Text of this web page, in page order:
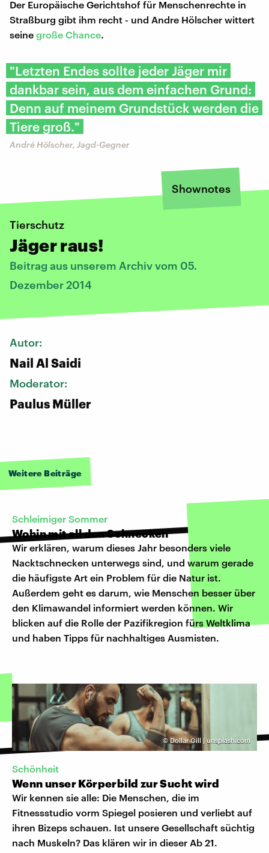
Der Europäische Gerichtshof für Menschenrechte in
Straßburg gibt ihm recht - und Andre Hölscher wittert
seine große Chance.
"Letzten Endes sollte jeder Jäger mir
dankbar sein, aus dem einfachen Grund:
Denn auf meinem Grundstück werden die
Tiere groß."
André Hölscher, Jagd-Gegner
Shownotes
Tierschutz
Jäger raus!
Beitrag aus unserem Archiv vom 05.
Dezember 2014
Autor:
Nail Al Saidi
Moderator:
Paulus Müller
Weitere Beiträge
Schleimiger Sommer
Wohin mit all den Schnecken
Wir erklären, warum dieses Jahr besonders viele
Nacktschnecken unterwegs sind, und warum gerade
die häufigste Art ein Problem für die Natur ist.
Außerdem geht es darum, wie Menschen besser über
den Klimawandel informiert werden können. Wir
blicken auf die Rolle der Pazifikregion fürs Weltklima
und haben Tipps für nachhaltiges Ausmisten.
©Dollar Gill | unsplash.com
Schönheit
Wenn unser Körperbild zur Sucht wird
Wir kennen sie alle: Die Menschen, die im
Fitnessstudio vorm Spiegel posieren und verliebt auf
ihren Bizeps schauen. Ist unsere Gesellschaft süchtig
nach Muskeln? Das klären wir in dieser Ab 21.